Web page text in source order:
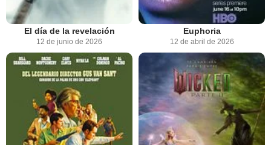
El día de la revelación
12 de junio de 2026
Euphoria
12 de abril de 2026